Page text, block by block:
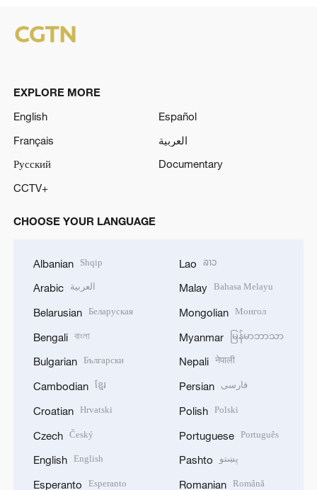
EXPLORE MORE
English
Español
Français
العربية
Русский
Documentary
CCTV+
CHOOSE YOUR LANGUAGE
Albanian Shqip
Arabic العربية
Belarusian Беларуская
Bengali বাংলা
Bulgarian Български
Cambodian ខ្មែរ
Croatian Hrvatski
Czech Český
English English
Esperanto Esperanto
Lao ລາວ
Malay Bahasa Melayu
Mongolian Монгол
Myanmar မြန်မာဘာသာ
Nepali नेपाली
Persian فارسی
Polish Polski
Portuguese Português
Pashto پښتو
Romanian Română